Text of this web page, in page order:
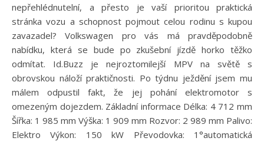
nepřehlédnutelní, a přesto je vaší prioritou praktická
stránka vozu a schopnost pojmout celou rodinu s kupou
zavazadel? Volkswagen pro vás má pravděpodobně
nabídku, která se bude po zkušební jízdě horko těžko
odmítat. Id.Buzz je nejroztomilejší MPV na světě s
obrovskou náloží praktičnosti. Po týdnu ježdění jsem mu
málem odpustil fakt, že jej pohání elektromotor s
omezeným dojezdem. Základní informace Délka: 4 712 mm
Šířka: 1 985 mm Výška: 1 909 mm Rozvor: 2 989 mm Palivo:
Elektro Výkon: 150 kW Převodovka: 1°automatická